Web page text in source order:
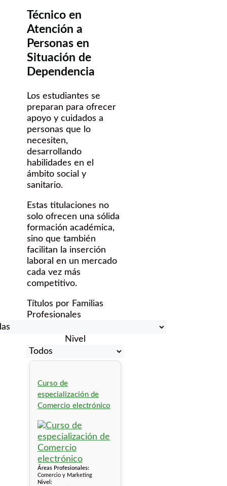
Técnico en
Atención a
Personas en
Situación de
Dependencia
Los estudiantes se
preparan para ofrecer
apoyo y cuidados a
personas que lo
necesiten,
desarrollando
habilidades en el
ámbito social y
sanitario.
Estas titulaciones no
solo ofrecen una sólida
formación académica,
sino que también
facilitan la inserción
laboral en un mercado
cada vez más
competitivo.
Títulos por Familias
Profesionales
Nivel
Curso de
especialización de
Comercio electrónico
Áreas Profesionales:
Comercio y Marketing
Nivel: